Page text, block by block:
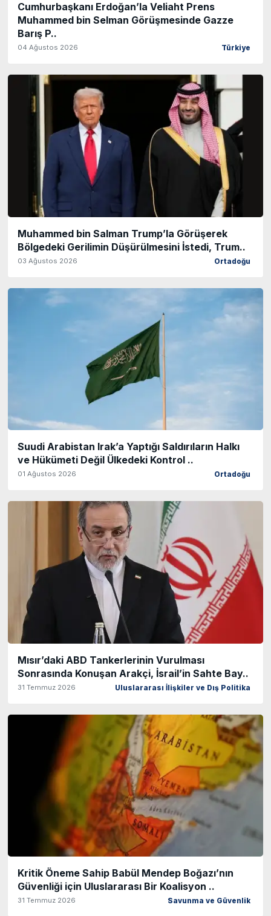
Cumhurbaşkanı Erdoğan’la Veliaht Prens
Muhammed bin Selman Görüşmesinde Gazze
Barış P..
04 Ağustos 2026 Türkiye
Muhammed bin Salman Trump’la Görüşerek
Bölgedeki Gerilimin Düşürülmesini İstedi, Trum..
03 Ağustos 2026 Ortadoğu
Suudi Arabistan Irak’a Yaptığı Saldırıların Halkı
ve Hükümeti Değil Ülkedeki Kontrol ..
01 Ağustos 2026 Ortadoğu
Mısır’daki ABD Tankerlerinin Vurulması
Sonrasında Konuşan Arakçi, İsrail’in Sahte Bay..
31 Temmuz 2026 Uluslararası İlişkiler ve Dış Politika
Kritik Öneme Sahip Babül Mendep Boğazı’nın
Güvenliği için Uluslararası Bir Koalisyon ..
31 Temmuz 2026 Savunma ve Güvenlik